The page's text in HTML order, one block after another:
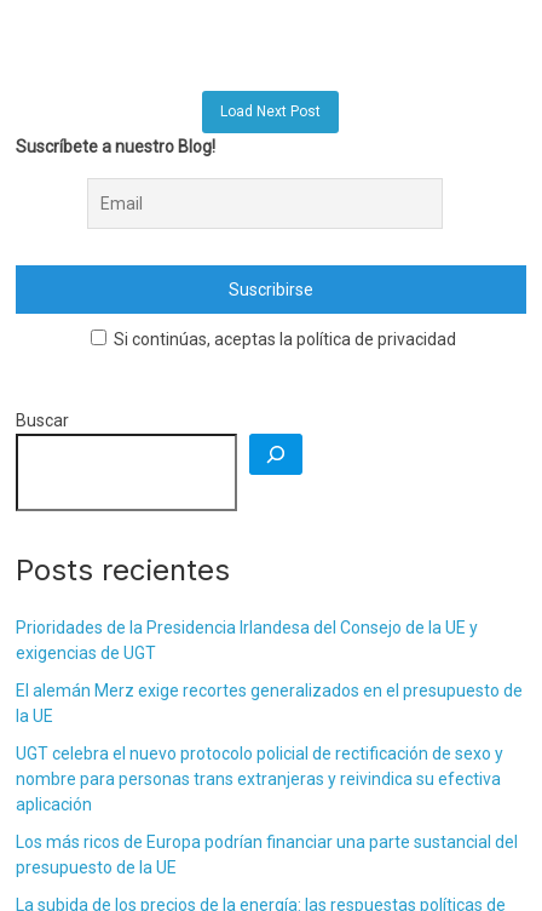
Load Next Post
Suscríbete a nuestro Blog!
Si continúas, aceptas la política de privacidad
Buscar
Posts recientes
Prioridades de la Presidencia Irlandesa del Consejo de la UE y
exigencias de UGT
El alemán Merz exige recortes generalizados en el presupuesto de
la UE
UGT celebra el nuevo protocolo policial de rectificación de sexo y
nombre para personas trans extranjeras y reivindica su efectiva
aplicación
Los más ricos de Europa podrían financiar una parte sustancial del
presupuesto de la UE
La subida de los precios de la energía: las respuestas políticas de